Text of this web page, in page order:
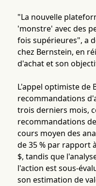
"La nouvelle
'monstre' avec des
fois supérieures", a
chez Bernstein, en
d'achat et son
L'appel optimiste de
recommandations
trois derniers mois,
recommandations
cours moyen des
de 35 % par rapport
$, tandis que
l'action est sous-
son estimation de